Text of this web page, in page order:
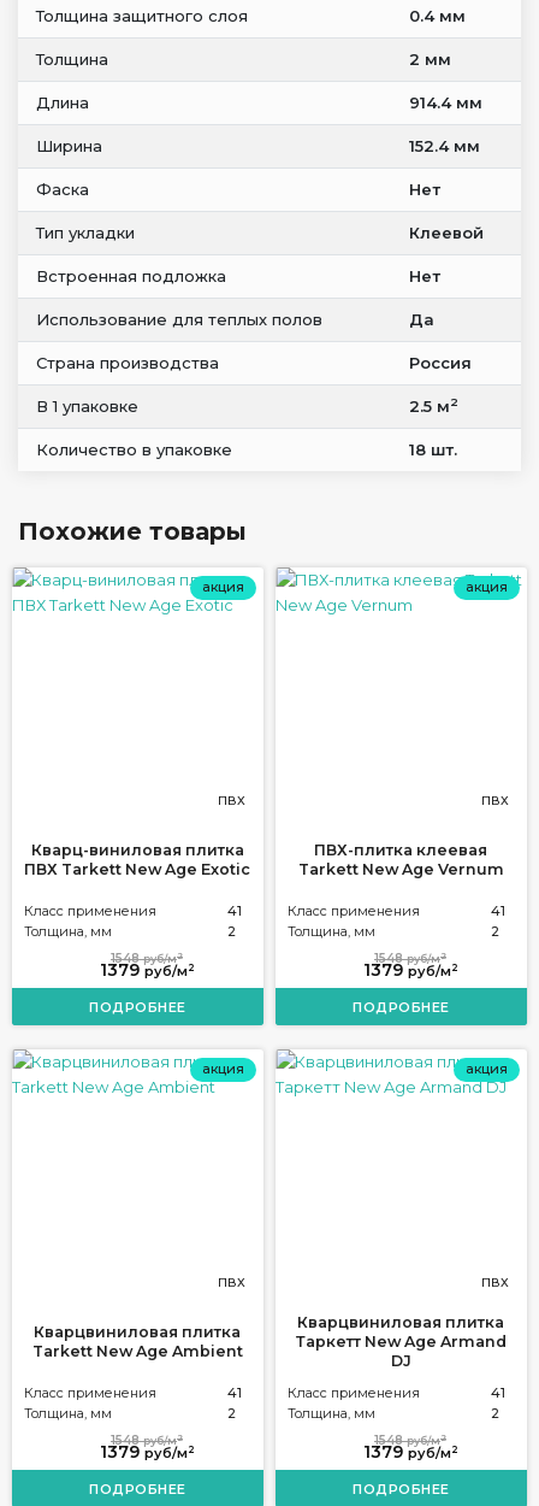
Толщина защитного слоя 0.4 мм
Толщина 2 мм
Длина 914.4 мм
Ширина 152.4 мм
Фаска Нет
Тип укладки Клеевой
Встроенная подложка Нет
Использование для теплых полов Да
Страна производства Россия
В 1 упаковке 2.5 м2
Количество в упаковке 18 шт.
Похожие товары
акция
ПВХ
Кварц-виниловая плитка
ПВХ Tarkett New Age Exotic
Класс применения
41
Толщина, мм
2
1379 руб/м 2
1548руб/м2
ПОДРОБНЕЕ
акция
ПВХ
ПВХ-плитка клеевая
Tarkett New Age Vernum
Класс применения
41
Толщина, мм
2
1379 руб/м 2
1548руб/м2
ПОДРОБНЕЕ
акция
ПВХ
Кварцвиниловая плитка
Tarkett New Age Ambient
Класс применения
41
Толщина, мм
2
1379 руб/м 2
1548руб/м2
ПОДРОБНЕЕ
акция
ПВХ
Кварцвиниловая плитка
Таркетт New Age Armand
DJ
Класс применения
41
Толщина, мм
2
1379 руб/м 2
1548руб/м2
ПОДРОБНЕЕ